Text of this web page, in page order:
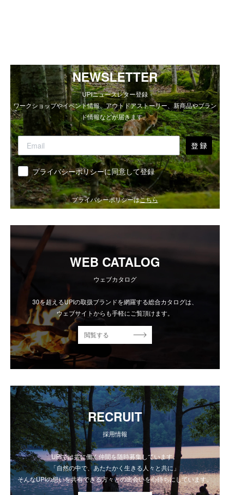
NEWSLETTER
UPIニュースレター登録
ワークショップやイベント情報、アウトドアストーリー、新商品やブラン
ド情報などが届きます。
登 録
同意 プライバシーポリシーに同意して登録
プライバシーポリシーはこちら
WEB CATALOG
ウェブカタログ
30を超えるUPIの取扱ブランドを網羅する総合カタログは、
ウェブサイトからも手軽にご覧頂けます。
閲覧する
RECRUIT
採用情報
UPIでは共に働く仲間を随時募集しています。
「自然の中で、あたたかく生きる人々と共に」
そんなUPIの想いを共有できる方々との出会いを心待ちにしています。